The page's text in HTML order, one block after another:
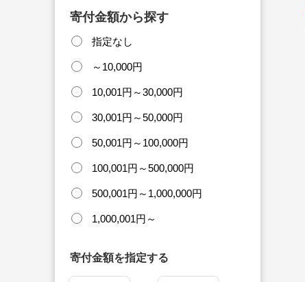
寄付金額から探す
指定なし
～10,000円
10,001円～30,000円
30,001円～50,000円
50,001円～100,000円
100,001円～500,000円
500,001円～1,000,000円
1,000,001円～
寄付金額を指定する